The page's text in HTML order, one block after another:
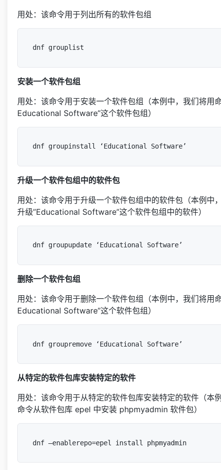
用处：该命令用于列出所有的软件包组
安装一个软件包组
用处：该命令用于安装一个软件包组（本例中，我们将用
Educational Software”这个软件包组）
升级一个软件包组中的软件包
用处：该命令用于升级一个软件包组中的软件包（本例中
升级”Educational Software”这个软件包组中的软件）
删除一个软件包组
用处：该命令用于删除一个软件包组（本例中，我们将用
Educational Software”这个软件包组）
从特定的软件包库安装特定的软件
用处：该命令用于从特定的软件包库安装特定的软件（本
命令从软件包库 epel 中安装 phpmyadmin 软件包）
dnf –enablerepo=epel install phpmyadmin